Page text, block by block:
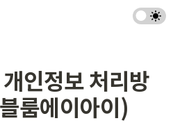
인정보 처리방
룸에이아이)